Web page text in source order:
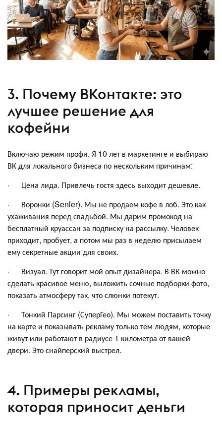
3. Почему ВКонтакте: это
лучшее решение для
кофейни
Включаю режим профи. Я 10 лет в маркетинге и выбираю
ВК для локального бизнеса по нескольким причинам:
· Цена лида. Привлечь гостя здесь выходит дешевле.
· Воронки (Senler). Мы не продаем кофе в лоб. Это как
ухаживания перед свадьбой. Мы дарим промокод на
бесплатный круассан за подписку на рассылку. Человек
приходит, пробует, а потом мы раз в неделю присылаем
ему секретные акции для своих.
· Визуал. Тут говорит мой опыт дизайнера. В ВК можно
сделать красивое меню, выложить сочные подборки фото,
показать атмосферу так, что слюнки потекут.
· Тонкий Парсинг (СуперГео). Мы можем поставить точку
на карте и показывать рекламу только тем людям, которые
живут или работают в радиусе 1 километра от вашей
двери. Это снайперский выстрел.
4. Примеры рекламы,
которая приносит деньги